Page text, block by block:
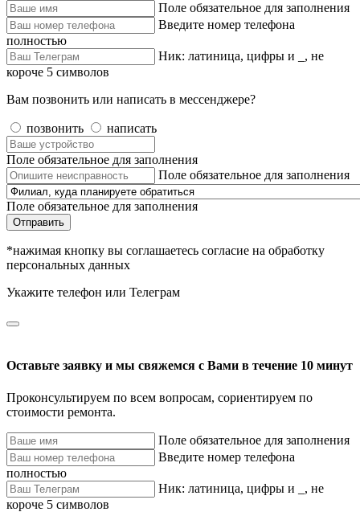
Поле обязательное для заполнения
Введите номер телефона
полностью
Ник: латиница, цифры и _, не
короче 5 символов
Вам позвонить или написать в мессенджере?
позвонить написать
Поле обязательное для заполнения
Поле обязательное для заполнения
Поле обязательное для заполнения
Отправить
*нажимая кнопку вы соглашаетесь согласие на обработку
персональных данных
Укажите телефон или Телеграм
Оставьте заявку и мы свяжемся с Вами в течение 10 минут
Проконсультируем по всем вопросам, сориентируем по
стоимости ремонта.
Поле обязательное для заполнения
Введите номер телефона
полностью
Ник: латиница, цифры и _, не
короче 5 символов